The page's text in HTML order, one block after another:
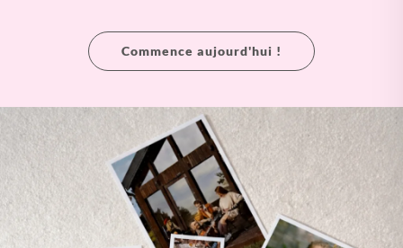
Commence aujourd'hui !